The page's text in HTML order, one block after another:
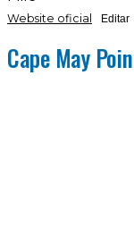
Website oficial Editar
Cape May